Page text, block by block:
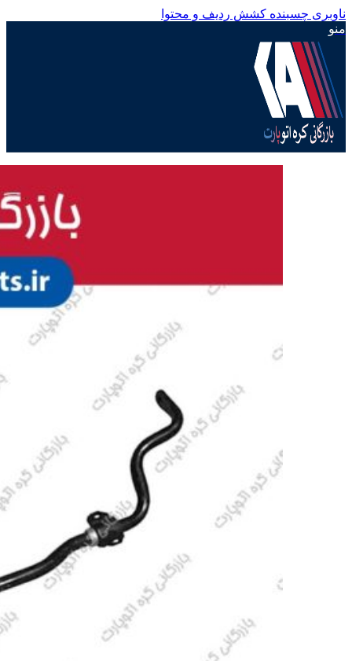
ناوبری چسبنده کشش ردیف و محتوا
منو